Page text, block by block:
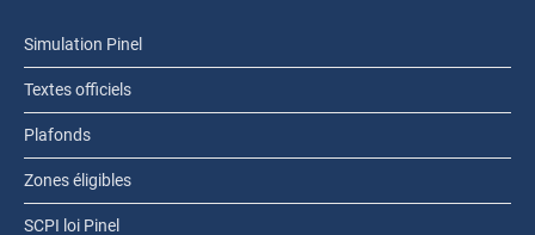
Simulation Pinel
Textes officiels
Plafonds
Zones éligibles
SCPI loi Pinel